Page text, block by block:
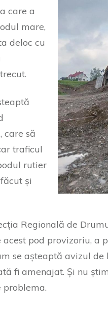
care a
mare,
deloc cu
care să
traficul
rutier
și
Regională de
acest pod provizoriu,
se așteaptă avizul de
fi amenajat. Și nu
problema.